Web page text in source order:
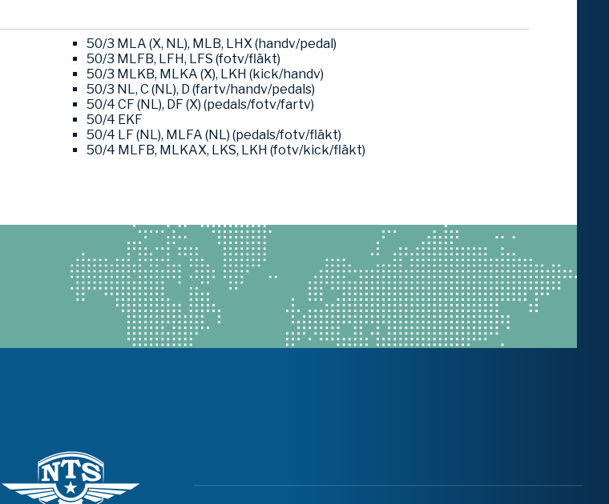
50/3 MLA (X, NL), MLB, LHX (handv/pedal)
50/3 MLFB, LFH, LFS (fotv/fläkt)
50/3 MLKB, MLKA (X), LKH (kick/handv)
50/3 NL, C (NL), D (fartv/handv/pedals)
50/4 CF (NL), DF (X) (pedals/fotv/fartv)
50/4 EKF
50/4 LF (NL), MLFA (NL) (pedals/fotv/fläkt)
50/4 MLFB, MLKAX, LKS, LKH (fotv/kick/fläkt)